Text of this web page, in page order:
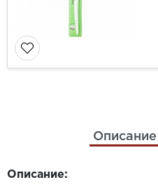
Описание
Описание: